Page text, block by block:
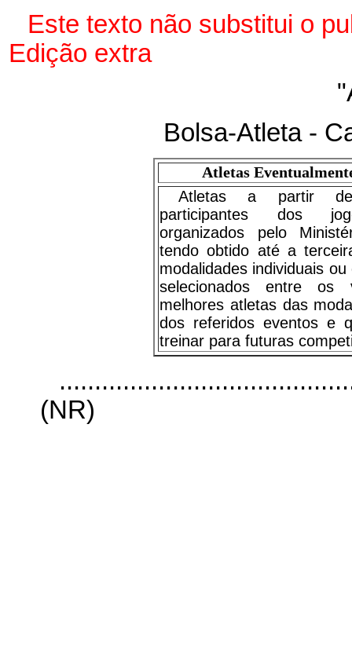
Este texto não substitui o
Edição extra
Bolsa-Atleta -
Atletas
Atletas a partir
participantes dos
organizados pelo
tendo obtido até a
modalidades individuais
selecionados entre
melhores atletas das
dos referidos eventos e
treinar para futuras
(NR)